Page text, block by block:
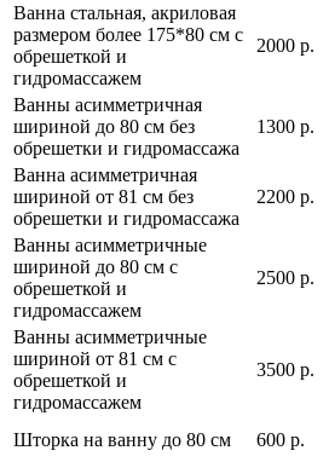
Ванна стальная, акриловая
размером более 175*80 см с
обрешеткой и
гидромассажем
2000 р.
Ванны асимметричная
шириной до 80 см без
обрешетки и гидромассажа
1300 р.
Ванна асимметричная
шириной от 81 см без
обрешетки и гидромассажа
2200 р.
Ванны асимметричные
шириной до 80 см с
обрешеткой и
гидромассажем
2500 р.
Ванны асимметричные
шириной от 81 см с
обрешеткой и
гидромассажем
3500 р.
Шторка на ванну до 80 см 600 р.